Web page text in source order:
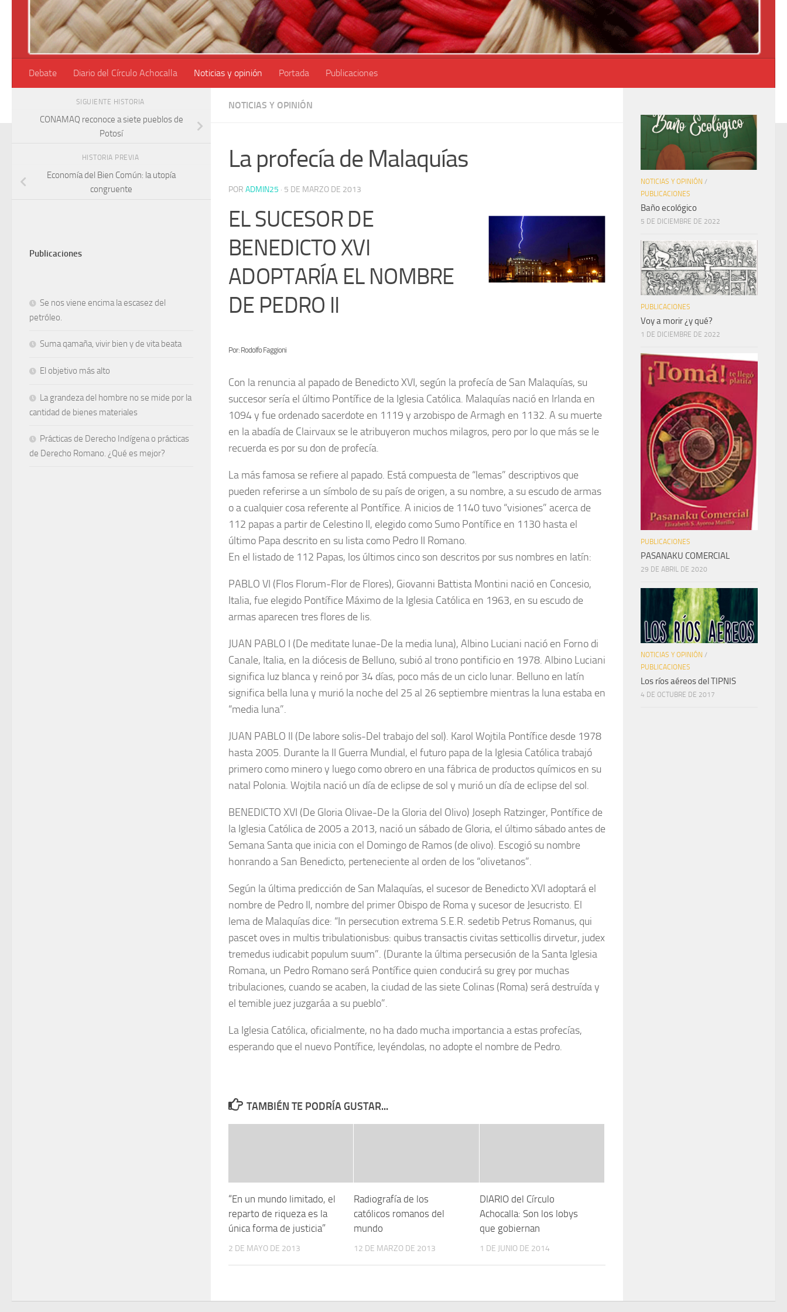
Debate Diario del Círculo Achocalla Noticias y opinión Portada Publicaciones
NOTICIAS Y OPINIÓN
La profecía de Malaquías
POR ADMIN25 · 5 DE MARZO DE 2013
EL SUCESOR DE
BENEDICTO XVI
ADOPTARÍA EL NOMBRE
DE PEDRO II
Por: Rodolfo Faggioni
Con la renuncia al papado de Benedicto XVI, según la profecía de San Malaquías, su
succesor sería el último Pontífice de la Iglesia Católica. Malaquías nació en Irlanda en
1094 y fue ordenado sacerdote en 1119 y arzobispo de Armagh en 1132. A su muerte
en la abadía de Clairvaux se le atribuyeron muchos milagros, pero por lo que más se le
recuerda es por su don de profecía.
La más famosa se refiere al papado. Está compuesta de “lemas” descriptivos que
pueden referirse a un símbolo de su país de origen, a su nombre, a su escudo de armas
o a cualquier cosa referente al Pontífice. A inicios de 1140 tuvo “visiones” acerca de
112 papas a partir de Celestino II, elegido como Sumo Pontífice en 1130 hasta el
último Papa descrito en su lista como Pedro II Romano.
En el listado de 112 Papas, los últimos cinco son descritos por sus nombres en latín:
PABLO VI (Flos Florum-Flor de Flores), Giovanni Battista Montini nació en Concesio,
Italia, fue elegido Pontífice Máximo de la Iglesia Católica en 1963, en su escudo de
armas aparecen tres flores de lis.
JUAN PABLO I (De meditate lunae-De la media luna), Albino Luciani nació en Forno di
Canale, Italia, en la diócesis de Belluno, subió al trono pontificio en 1978. Albino Luciani
significa luz blanca y reinó por 34 días, poco más de un ciclo lunar. Belluno en latín
significa bella luna y murió la noche del 25 al 26 septiembre mientras la luna estaba en
“media luna”.
JUAN PABLO II (De labore solis-Del trabajo del sol). Karol Wojtila Pontífice desde 1978
hasta 2005. Durante la II Guerra Mundial, el futuro papa de la Iglesia Católica trabajó
primero como minero y luego como obrero en una fábrica de productos químicos en su
natal Polonia. Wojtila nació un día de eclipse de sol y murió un día de eclipse del sol.
BENEDICTO XVI (De Gloria Olivae-De la Gloria del Olivo) Joseph Ratzinger, Pontífice de
la Iglesia Católica de 2005 a 2013, nació un sábado de Gloria, el último sábado antes de
Semana Santa que inicia con el Domingo de Ramos (de olivo). Escogió su nombre
honrando a San Benedicto, perteneciente al orden de los “olivetanos”.
Según la última predicción de San Malaquías, el sucesor de Benedicto XVI adoptará el
nombre de Pedro II, nombre del primer Obispo de Roma y sucesor de Jesucristo. El
lema de Malaquías dice: “In persecution extrema S.E.R. sedetib Petrus Romanus, qui
pascet oves in multis tribulationisbus: quibus transactis civitas setticollis dirvetur, judex
tremedus iudicabit populum suum”. (Durante la última persecusión de la Santa Iglesia
Romana, un Pedro Romano será Pontífice quien conducirá su grey por muchas
tribulaciones, cuando se acaben, la ciudad de las siete Colinas (Roma) será destruída y
el temible juez juzgaráa a su pueblo”.
La Iglesia Católica, oficialmente, no ha dado mucha importancia a estas profecías,
esperando que el nuevo Pontífice, leyéndolas, no adopte el nombre de Pedro.
TAMBIÉN TE PODRÍA GUSTAR...
“En un mundo limitado, el
reparto de riqueza es la
única forma de justicia”
2 DE MAYO DE 2013
Radiografía de los
católicos romanos del
mundo
12 DE MARZO DE 2013
DIARIO del Círculo
Achocalla: Son los lobys
que gobiernan
1 DE JUNIO DE 2014
SIGUIENTE HISTORIA
CONAMAQ reconoce a siete pueblos de
Potosí
HISTORIA PREVIA
Economía del Bien Común: la utopía
congruente
Publicaciones
Se nos viene encima la escasez del
petróleo.
Suma qamaña, vivir bien y de vita beata
El objetivo más alto
La grandeza del hombre no se mide por la
cantidad de bienes materiales
Prácticas de Derecho Indígena o prácticas
de Derecho Romano. ¿Qué es mejor?
NOTICIAS Y OPINIÓN /
PUBLICACIONES
Baño ecológico
5 DE DICIEMBRE DE 2022
PUBLICACIONES
Voy a morir ¿y qué?
1 DE DICIEMBRE DE 2022
PUBLICACIONES
PASANAKU COMERCIAL
29 DE ABRIL DE 2020
NOTICIAS Y OPINIÓN /
PUBLICACIONES
Los ríos aéreos del TIPNIS
4 DE OCTUBRE DE 2017